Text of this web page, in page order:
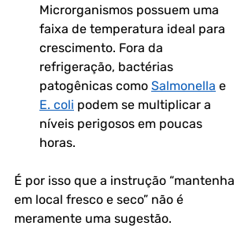
Microrganismos possuem uma
faixa de temperatura ideal para
crescimento. Fora da
refrigeração, bactérias
patogênicas como Salmonella e
E. coli podem se multiplicar a
níveis perigosos em poucas
horas.
É por isso que a instrução “mantenha
em local fresco e seco” não é
meramente uma sugestão.